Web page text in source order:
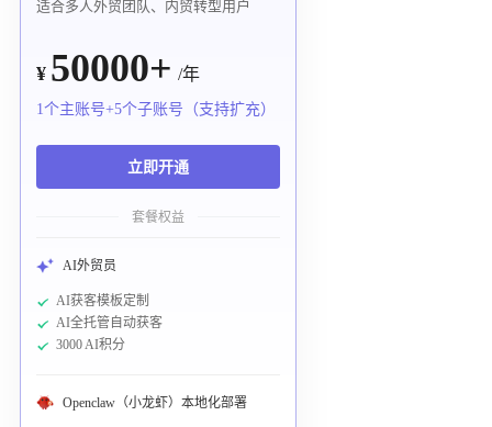
适合多人外贸团队、内贸转型用户
¥ 50000+ /年
1个主账号+5个子账号（支持扩充）
立即开通
套餐权益
AI外贸员
AI获客模板定制
AI全托管自动获客
3000 AI积分
Openclaw（小龙虾）本地化部署